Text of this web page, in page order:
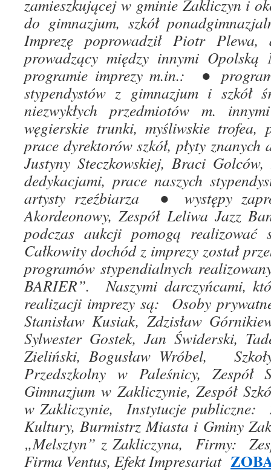
zamieszkującej w gminie Zakliczyn i
do gimnazjum, szkół
Imprezę poprowadził Piotr
prowadzący między innymi
programie imprezy m.in.: ●
stypendystów z gimnazjum i
niezwykłych przedmiotów m.
węgierskie trunki, myśliwskie trofea,
prace dyrektorów szkół, płyty
Justyny Steczkowskiej, Braci
dedykacjami, prace naszych
artysty rzeźbiarza ● występy
Akordeonowy, Zespół Leliwa Jazz
podczas aukcji pomogą realizować
Całkowity dochód z imprezy został
programów stypendialnych
BARIER”. Naszymi darczyńcami,
realizacji imprezy są: Osoby
Stanisław Kusiak, Zdzisław
Sylwester Gostek, Jan Świderski,
Zieliński, Bogusław Wróbel,
Przedszkolny w Paleśnicy, Zespół
Gimnazjum w Zakliczynie, Zespół
w Zakliczynie, Instytucje publiczne:
Kultury, Burmistrz Miasta i Gminy
„Melsztyn” z Zakliczyna, Firmy:
Firma Ventus, Efekt Impresariat